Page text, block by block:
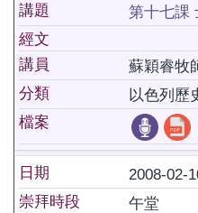
講題
第十七課
經文
講員
蘇穎睿牧
分類
以色列歷
檔案
日期
2008-02-
崇拜時段
午堂